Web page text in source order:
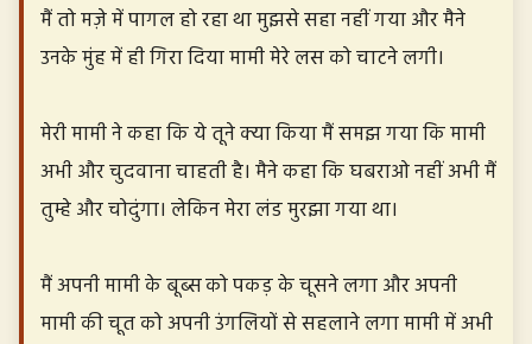
मैं तो मज़े में पागल हो रहा था मुझसे सहा नहीं गया और मैने
उनके मुंह में ही गिरा दिया मामी मेरे लस को चाटने लगी।
मेरी मामी ने कहा कि ये तूने क्या किया मैं समझ गया कि मामी
अभी और चुदवाना चाहती है। मैने कहा कि घबराओ नहीं अभी मैं
तुम्हे और चोदुंगा। लेकिन मेरा लंड मुरझा गया था।
मैं अपनी मामी के बूब्स को पकड़ के चूसने लगा और अपनी
मामी की चूत को अपनी उंगलियों से सहलाने लगा मामी में अभी